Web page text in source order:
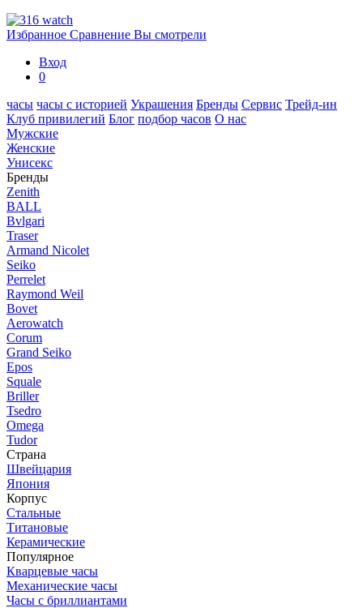
Избранное Сравнение Вы смотрели
Вход
0
часы часы с историей Украшения Бренды Сервис Трейд-ин
Клуб привилегий Блог подбор часов О нас
Мужские
Женские
Унисекс
Бренды
Zenith
BALL
Bvlgari
Traser
Armand Nicolet
Seiko
Perrelet
Raymond Weil
Bovet
Aerowatch
Corum
Grand Seiko
Epos
Squale
Briller
Tsedro
Omega
Tudor
Страна
Швейцария
Япония
Корпус
Стальные
Титановые
Керамические
Популярное
Кварцевые часы
Механические часы
Часы с бриллиантами